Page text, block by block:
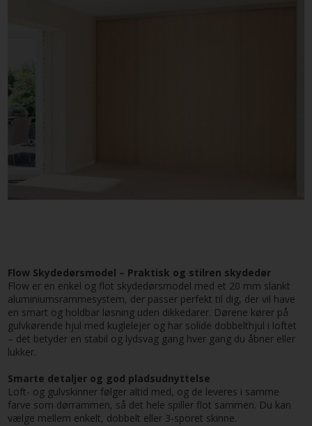
Flow Skydedørsmodel – Praktisk og stilren skydedør
Flow er en enkel og flot skydedørsmodel med et 20 mm slankt
aluminiumsrammesystem, der passer perfekt til dig, der vil have
en smart og holdbar løsning uden dikkedarer. Dørene kører på
gulvkørende hjul med kuglelejer og har solide dobbelthjul i loftet
– det betyder en stabil og lydsvag gang hver gang du åbner eller
lukker.
Smarte detaljer og god pladsudnyttelse
Loft- og gulvskinner følger altid med, og de leveres i samme
farve som dørrammen, så det hele spiller flot sammen. Du kan
vælge mellem enkelt, dobbelt eller 3-sporet skinne.